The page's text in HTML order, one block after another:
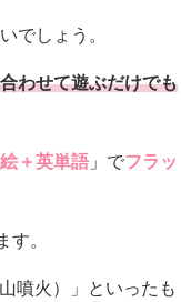
でしょう。
わせて遊ぶだけでも
絵＋英単語 」でフラッ
。
噴火）」といったも